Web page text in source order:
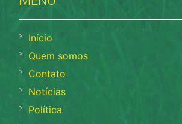
Início
Quem somos
Contato
Notícias
Política